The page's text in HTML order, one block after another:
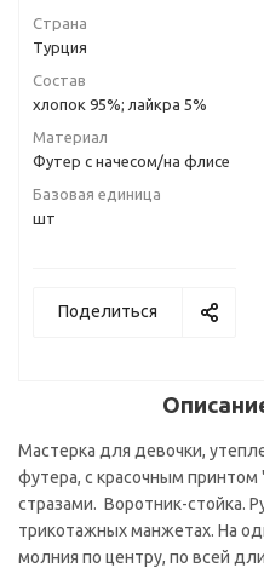
Страна
Турция
Состав
хлопок 95%; лайкра 5%
Материал
Футер с начесом/на флисе
Базовая единица
шт
Поделиться
Мастерка для девочки,
футера, с красочным
стразами. Воротник-стойка.
трикотажных манжетах. На
молния по центру, по всей